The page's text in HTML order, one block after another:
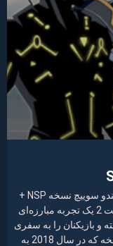
Shadow Fight 2 – بازی شدو فایت 2 برای نینتندو سوییچ نسخه NSP +
آخرین آپدیت Shadow Fight 2 – بازی شدو فایت 2 یک تجربه مبارزه‌ای
و بازیکنان را به سفری
حماسی در هفت استان مختلف می‌برد. این نسخه که در سال 2018 به